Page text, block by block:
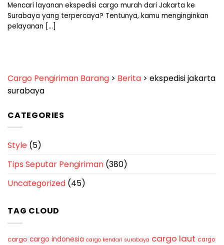
Mencari layanan ekspedisi cargo murah dari Jakarta ke
Surabaya yang terpercaya? Tentunya, kamu menginginkan
pelayanan [...]
Cargo Pengiriman Barang > Berita > ekspedisi jakarta
surabaya
CATEGORIES
Style (5)
Tips Seputar Pengiriman (380)
Uncategorized (45)
TAG CLOUD
cargo cargo indonesia cargo kendari surabaya cargo laut cargo